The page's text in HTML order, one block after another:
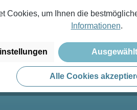
Cookies, um Ihnen die
Informationen.
Alle Cookies